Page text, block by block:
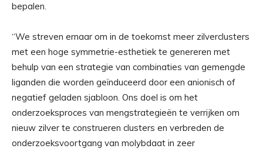
bepalen.
“We streven ernaar om in de toekomst meer zilverclusters
met een hoge symmetrie-esthetiek te genereren met
behulp van een strategie van combinaties van gemengde
liganden die worden geïnduceerd door een anionisch of
negatief geladen sjabloon. Ons doel is om het
onderzoeksproces van mengstrategieën te verrijken om
nieuw zilver te construeren clusters en verbreden de
onderzoeksvoortgang van molybdaat in zeer